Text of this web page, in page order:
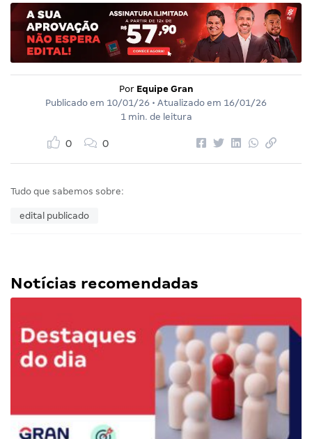
Por Equipe Gran
Publicado em 10/01/26 • Atualizado em 16/01/26
1 min. de leitura
0 0
Tudo que sabemos sobre:
edital publicado
Notícias recomendadas